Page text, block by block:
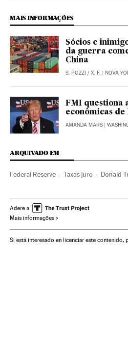
MAIS INFORMAÇÕES
Sócios e
da guerra
China
S. POZZI / X. F. | NOVA
FMI questiona
econômicas
AMANDA MARS |
ARQUIVADO EM
Federal Reserve Taxas juro Donald
América do Norte Créditos
Serviços bancários
Adere a
Mais informações
Si está interesado en licenciar este contenido,